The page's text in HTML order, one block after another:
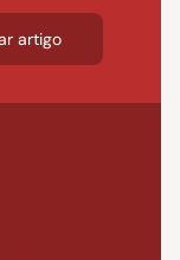
artigo